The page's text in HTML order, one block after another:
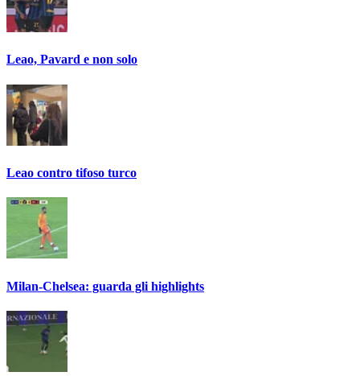
Leao, Pavard e non solo
Leao contro tifoso turco
Milan-Chelsea: guarda gli highlights